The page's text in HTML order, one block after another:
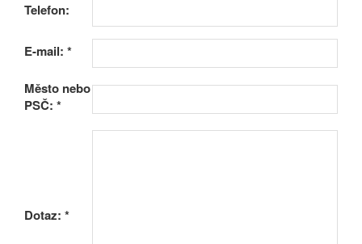
Telefon:
E-mail: *
Město nebo
PSČ: *
Dotaz: *